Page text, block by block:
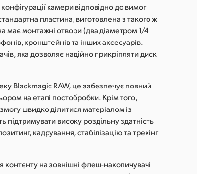
камери відповідно до вимог
пластина, виготовлена з такого ж
має монтажні отвори (два діаметром 1/4
кронштейнів та інших аксесуарів.
яка дозволяє надійно прикріпляти диск
Blackmagic RAW, це забезпечує повний
на етапі постобробки. Крім того,
швидко ділитися матеріалом із
високу роздільну здатність
кадрування, стабілізацію та трекінг
контенту на зовнішні флеш-накопичувачі